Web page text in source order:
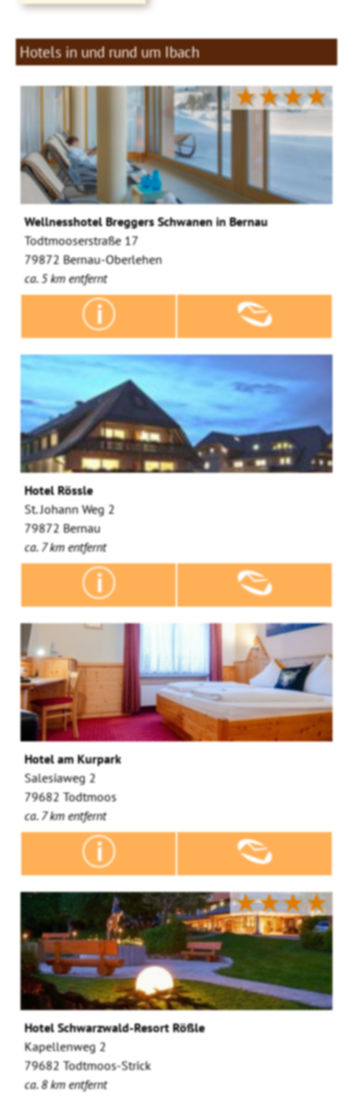
Hotels in und rund um Ibach
★★★★
Wellnesshotel Breggers Schwanen in Bernau
Todtmooserstraße 17
79872 Bernau-Oberlehen
ca. 5 km entfernt
Hotel Rössle
St. Johann Weg 2
79872 Bernau
ca. 7 km entfernt
Hotel am Kurpark
Salesiaweg 2
79682 Todtmoos
ca. 7 km entfernt
★★★★
Hotel Schwarzwald-Resort Rößle
Kapellenweg 2
79682 Todtmoos-Strick
ca. 8 km entfernt